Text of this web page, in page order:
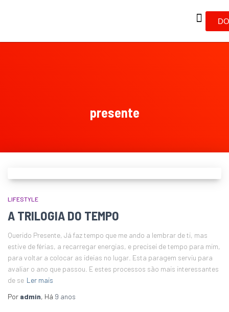
presente
LIFESTYLE
A TRILOGIA DO TEMPO
Querido Presente, Já faz tempo que me ando a lembrar de ti, mas
estive de férias, a recarregar energias, e precisei de tempo para mim,
para voltar a colocar as ideias no lugar. Esta paragem serviu para
avaliar o ano que passou. E estes processos são mais interessantes
de se Ler mais
Por admin, Há 9 anos